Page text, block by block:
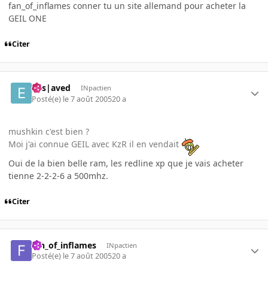
fan_of_inflames conner tu un site allemand pour acheter la
GEIL ONE
Citer
Ens|aved INpactien
Posté(e) le 7 août 200520 a
mushkin c'est bien ?
Moi j'ai connue GEIL avec KzR il en vendait
Oui de la bien belle ram, les redline xp que je vais acheter
tienne 2-2-2-6 a 500mhz.
Citer
fan_of_inflames INpactien
Posté(e) le 7 août 200520 a